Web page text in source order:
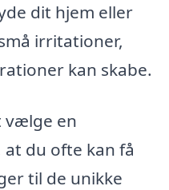
dit hjem eller
irritationer,
kan skabe.
vælge en
du ofte kan få
til de unikke